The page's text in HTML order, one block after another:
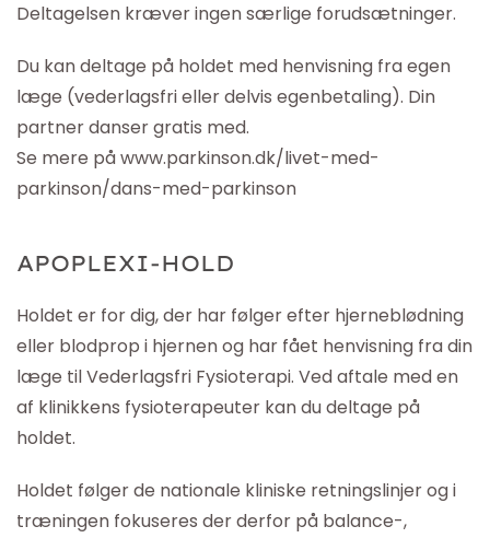
Deltagelsen kræver ingen særlige forudsætninger.
Du kan deltage på holdet med henvisning fra egen
læge (vederlagsfri eller delvis egenbetaling). Din
partner danser gratis med.
Se mere påwww.parkinson.dk/livet-med-
parkinson/dans-med-parkinson
APOPLEXI-HOLD
Holdet er for dig, der har følger efter hjerneblødning
eller blodprop i hjernen og har fået henvisning fra din
læge til Vederlagsfri Fysioterapi. Ved aftale med en
af klinikkens fysioterapeuter kan du deltage på
holdet.
Holdet følger de nationale kliniske retningslinjer og i
træningen fokuseres der derfor på balance-,